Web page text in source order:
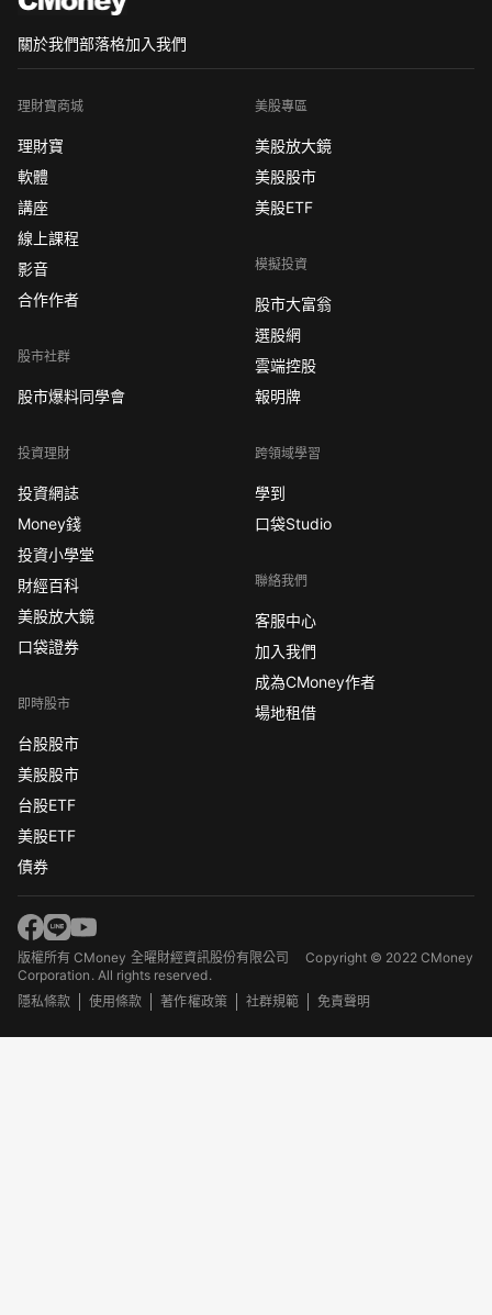
關於我們部落格加入我們
理財寶商城
理財寶
軟體
講座
線上課程
影音
合作作者
股市社群
股市爆料同學會
投資理財
投資網誌
Money錢
投資小學堂
財經百科
美股放大鏡
口袋證券
即時股市
台股股市
美股股市
台股ETF
美股ETF
債券
美股專區
美股放大鏡
美股股市
美股ETF
模擬投資
股市大富翁
選股網
雲端控股
報明牌
跨領域學習
學到
口袋Studio
聯絡我們
客服中心
加入我們
成為CMoney作者
場地租借
版權所有 CMoney 全曜財經資訊股份有限公司Copyright © 2022 CMoney
Corporation. All rights reserved.
隱私條款
使用條款 著作權政策 社群規範 免責聲明